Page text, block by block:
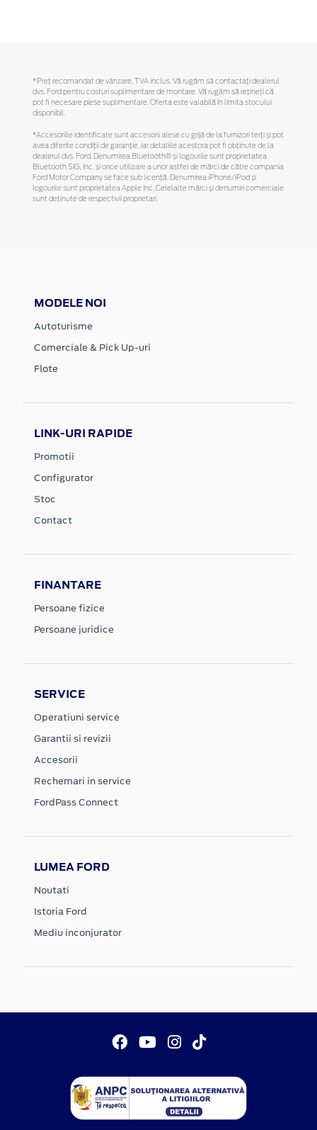
*Preţ recomandat de vânzare, TVA inclus. Vă rugăm să contactaţi dealerul
dvs. Ford pentru costuri suplimentare de montare. Vă rugăm să reţineţi că
pot fi necesare piese suplimentare. Oferta este valabilă în limita stocului
disponibil.
*Accesoriile identificate sunt accesorii alese cu grijă de la furnizori terți și pot
avea diferite condiții de garanție, iar detaliile acestora pot fi obținute de la
dealerul dvs. Ford. Denumirea Bluetooth® și logourile sunt proprietatea
Bluetooth SIG, Inc. și orice utilizare a unor astfel de mărci de către compania
Ford Motor Company se face sub licență. Denumirea iPhone/iPod și
logourile sunt proprietatea Apple Inc. Celelalte mărci și denumiri comerciale
sunt deținute de respectivii proprietari.
MODELE NOI
Autoturisme
Comerciale & Pick Up-uri
Flote
LINK-URI RAPIDE
Promotii
Configurator
Stoc
Contact
FINANTARE
Persoane fizice
Persoane juridice
SERVICE
Operatiuni service
Garantii si revizii
Accesorii
Rechemari in service
FordPass Connect
LUMEA FORD
Noutati
Istoria Ford
Mediu inconjurator